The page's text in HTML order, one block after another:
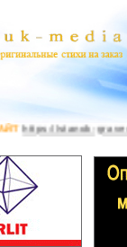
РЕКЛАМОДАТЕЛЬ ИП